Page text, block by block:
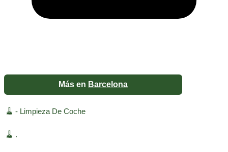
Más en Barcelona
🧹 - Limpieza De Coche
🧹 .